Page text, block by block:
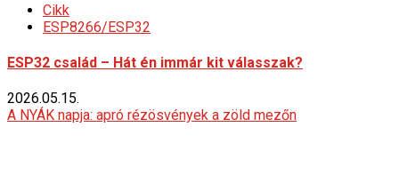
Cikk
ESP8266/ESP32
ESP32 család – Hát én immár kit válasszak?
2026.05.15.
A NYÁK napja: apró rézösvények a zöld mezőn